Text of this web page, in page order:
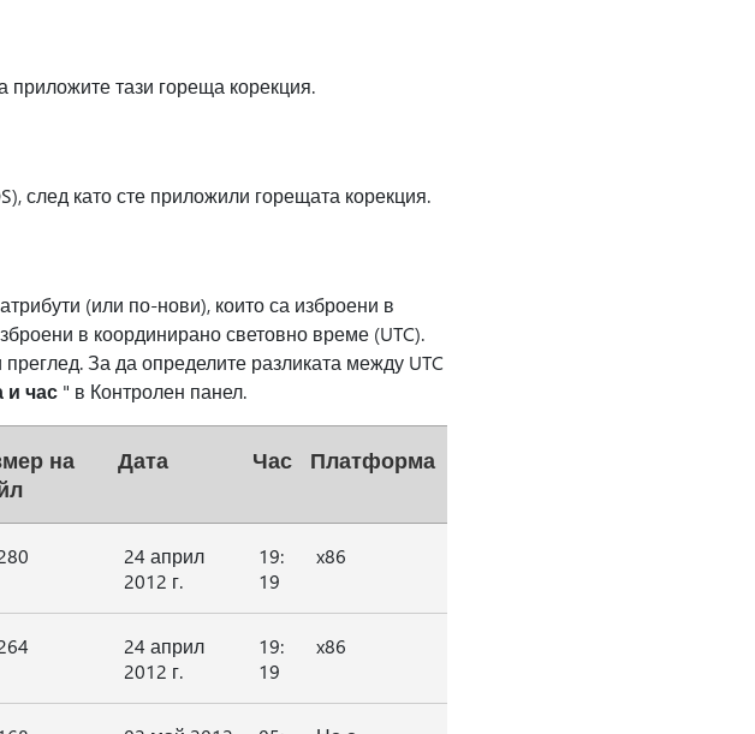
приложите тази гореща корекция.
след като сте приложили горещата корекция.
(или по-нови), които са изброени в
в координирано световно време (UTC).
За да определите разликата между UTC
и час" в Контролен панел.
на
Дата Час Платформа
24 април
2012 г.
19:
19
x86
24 април
2012 г.
19:
19
x86